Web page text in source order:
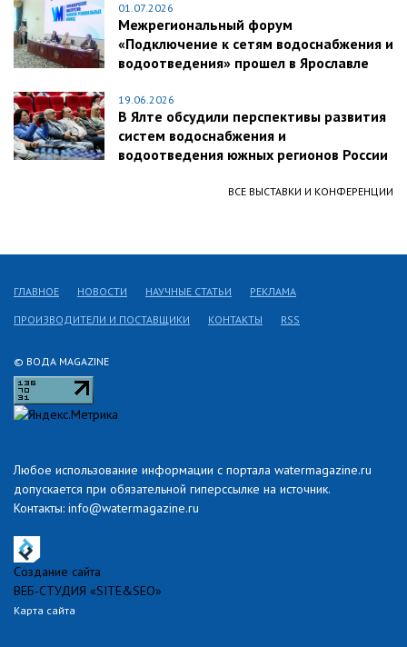
01.07.2026
Межрегиональный форум
«Подключение к сетям водоснабжения и
водоотведения» прошел в Ярославле
19.06.2026
В Ялте обсудили перспективы развития
систем водоснабжения и
водоотведения южных регионов России
ВСЕ ВЫСТАВКИ И КОНФЕРЕНЦИИ
© ВОДА MAGAZINE
Любое использование информации с портала watermagazine.ru
допускается при обязательной гиперссылке на источник.
Контакты: info@watermagazine.ru
ГЛАВНОЕ НОВОСТИ НАУЧНЫЕ СТАТЬИ РЕКЛАМА
ПРОИЗВОДИТЕЛИ И ПОСТАВЩИКИ КОНТАКТЫ RSS
Создание сайта
ВЕБ-СТУДИЯ «SITE&SEO»
Карта сайта